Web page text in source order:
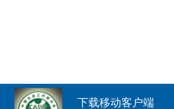
下载移动客户端